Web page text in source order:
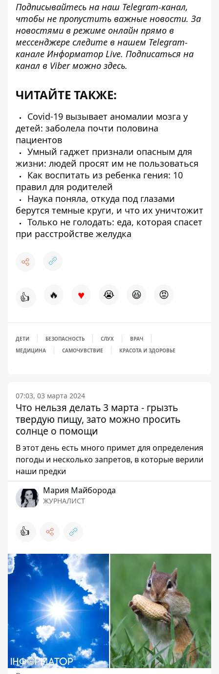
Подписывайтесь на наш Telegram-канал,
чтобы не пропустить важные новости. За
новостями в режиме онлайн прямо в
мессенджере следите в нашем Telegram-
канале Информатор Live. Подписаться на
канал в Viber можно здесь.
ЧИТАЙТЕ ТАКЖЕ:
Covid-19 вызывает аномалии мозга у
детей: заболела почти половина
пациентов
Умный гаджет признали опасным для
жизни: людей просят им не пользоваться
Как воспитать из ребенка гения: 10
правил для родителей
Наука поняла, откуда под глазами
берутся темные круги, и что их уничтожит
Только не голодать: еда, которая спасет
при расстройстве желудка
👍 🔥 ♥ 😭 😆 😡
ДЕТИ БЕЗОПАСНОСТЬ СЛУХ
ВРАЧ
МЕДИЦИНА
САМОЧУВСТВИЕ КРАСОТА И ЗДОРОВЬЕ
07:03, 03 марта 2024
Что нельзя делать 3 марта - грызть
твердую пищу, зато можно просить
солнце о помощи
В этот день есть много примет для определения
погоды и несколько запретов, в которые верили
наши предки
Мария Майборода
ЖУРНАЛИСТ
👍